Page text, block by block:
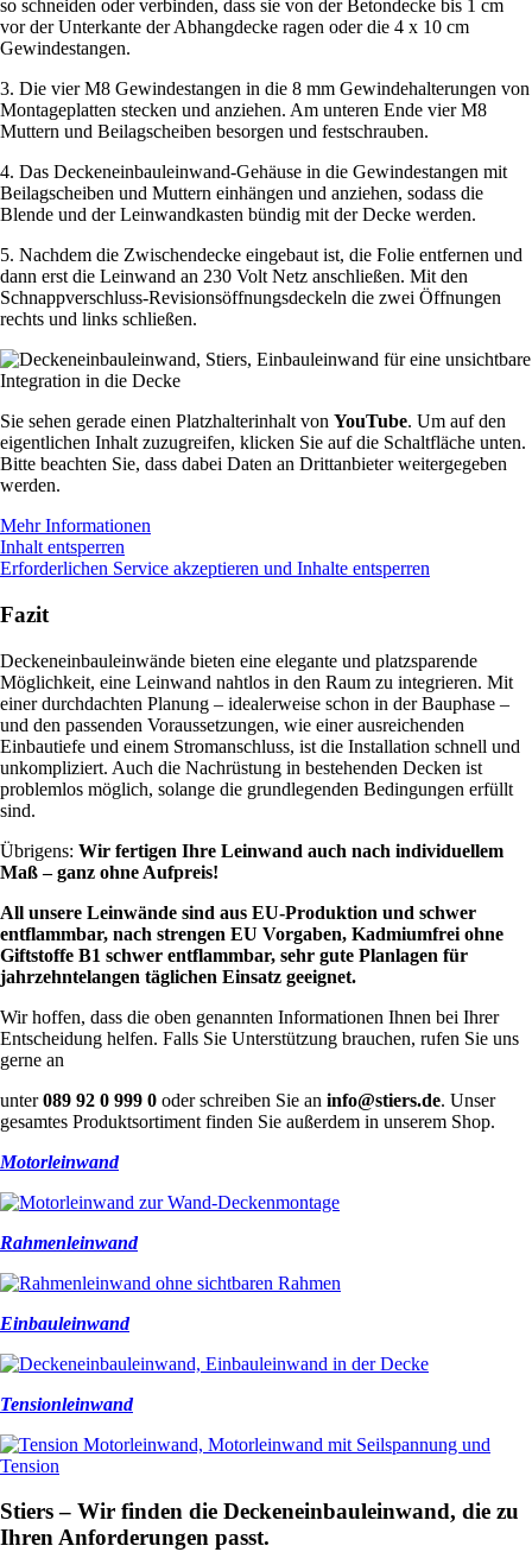
so schneiden oder verbinden, dass sie von der Betondecke bis 1 cm
vor der Unterkante der Abhangdecke ragen oder die 4 x 10 cm
Gewindestangen.
3. Die vier M8 Gewindestangen in die 8 mm Gewindehalterungen von
Montageplatten stecken und anziehen. Am unteren Ende vier M8
Muttern und Beilagscheiben besorgen und festschrauben.
4. Das Deckeneinbauleinwand-Gehäuse in die Gewindestangen mit
Beilagscheiben und Muttern einhängen und anziehen, sodass die
Blende und der Leinwandkasten bündig mit der Decke werden.
5. Nachdem die Zwischendecke eingebaut ist, die Folie entfernen und
dann erst die Leinwand an 230 Volt Netz anschließen. Mit den
Schnappverschluss-Revisionsöffnungsdeckeln die zwei Öffnungen
rechts und links schließen.
Sie sehen gerade einen Platzhalterinhalt von YouTube. Um auf den
eigentlichen Inhalt zuzugreifen, klicken Sie auf die Schaltfläche unten.
Bitte beachten Sie, dass dabei Daten an Drittanbieter weitergegeben
werden.
Mehr Informationen
Inhalt entsperren
Erforderlichen Service akzeptieren und Inhalte entsperren
Fazit
Deckeneinbauleinwände bieten eine elegante und platzsparende
Möglichkeit, eine Leinwand nahtlos in den Raum zu integrieren. Mit
einer durchdachten Planung – idealerweise schon in der Bauphase –
und den passenden Voraussetzungen, wie einer ausreichenden
Einbautiefe und einem Stromanschluss, ist die Installation schnell und
unkompliziert. Auch die Nachrüstung in bestehenden Decken ist
problemlos möglich, solange die grundlegenden Bedingungen erfüllt
sind.
Übrigens: Wir fertigen Ihre Leinwand auch nach individuellem
Maß – ganz ohne Aufpreis!
All unsere Leinwände sind aus EU-Produktion und schwer
entflammbar, nach strengen EU Vorgaben, Kadmiumfrei ohne
Giftstoffe B1 schwer entflammbar, sehr gute Planlagen für
jahrzehntelangen täglichen Einsatz geeignet.
Wir hoffen, dass die oben genannten Informationen Ihnen bei Ihrer
Entscheidung helfen. Falls Sie Unterstützung brauchen, rufen Sie uns
gerne an
unter089 92 0 999 0 oder schreiben Sie an info@stiers.de. Unser
gesamtes Produktsortiment finden Sie außerdem in unserem Shop.
Motorleinwand
Rahmenleinwand
Einbauleinwand
Tensionleinwand
Stiers – Wir finden die Deckeneinbauleinwand, die zu
Ihren Anforderungen passt.